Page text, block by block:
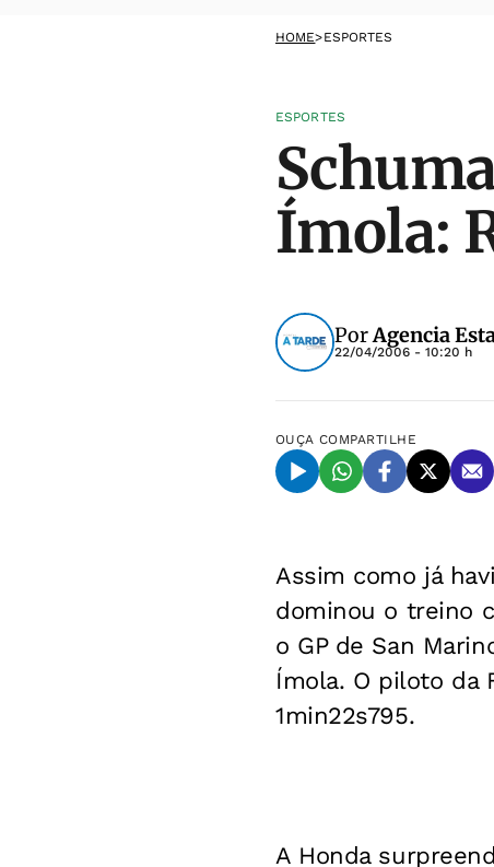
HOME>ESPORTES
ESPORTES
Ímola:
PorAgencia
22/04/2006 - 10:20 h
OUÇA COMPARTILHE
Assim como já
dominou o treino
o GP de San
Ímola. O piloto da
1min22s795.
A Honda